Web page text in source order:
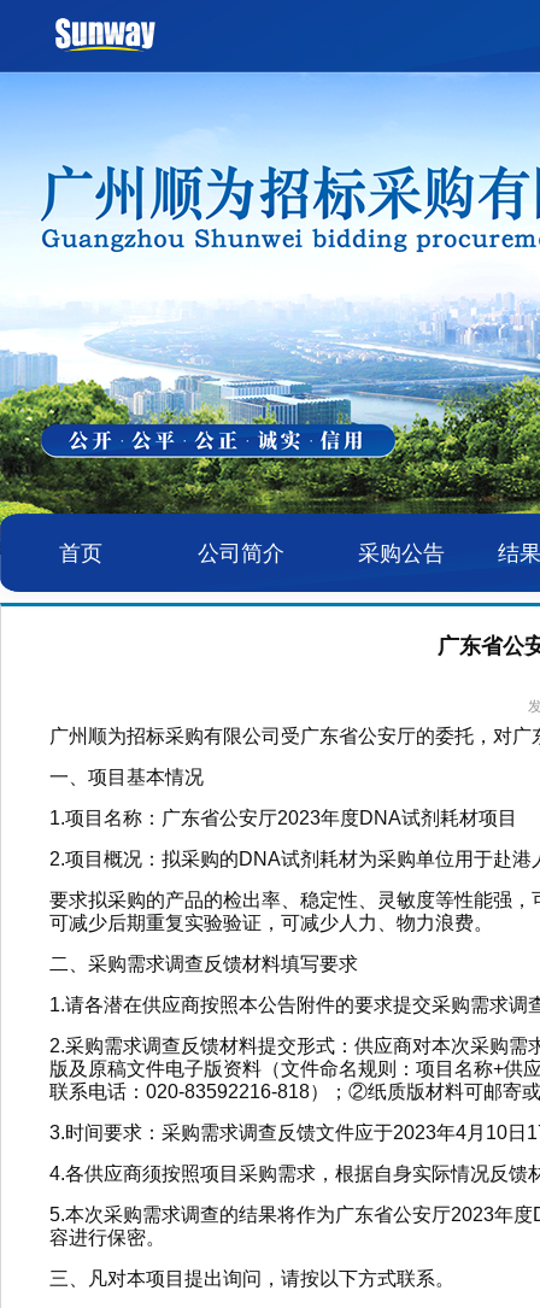
首页 公司简介 采购公告 结
广东省公
广州顺为招标采购有限公司受广东省公安厅的委托，对
一、项目基本情况
1.项目名称：广东省公安厅2023年度DNA试剂耗材项目
2.项目概况：拟采购的DNA试剂耗材为采购单位用于赴
要求拟采购的产品的检出率、稳定性、灵敏度等性能强
可减少后期重复实验验证，可减少人力、物力浪费。
二、采购需求调查反馈材料填写要求
1.请各潜在供应商按照本公告附件的要求提交采购需求
2.采购需求调查反馈材料提交形式：供应商对本次采购
版及原稿文件电子版资料（文件命名规则：项目名称+供
联系电话：020-83592216-818）；②纸质版材料可邮寄
3.时间要求：采购需求调查反馈文件应于2023年4月10日
4.各供应商须按照项目采购需求，根据自身实际情况反馈
5.本次采购需求调查的结果将作为广东省公安厅2023年
容进行保密。
三、凡对本项目提出询问，请按以下方式联系。